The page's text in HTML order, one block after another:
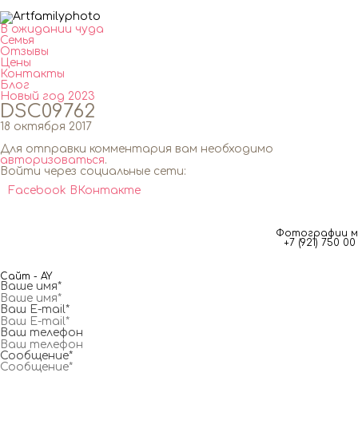
В ожидании чуда
Семья
Отзывы
Цены
Контакты
Блог
Новый год 2023
DSC09762
18 октября 2017
Для отправки комментария вам необходимо
авторизоваться.
Войти через социальные сети:
Facebook ВКонтакте
Фотографии
+7 (921) 750
Сайт - AY
Ваше имя*
Ваш E-mail*
Ваш телефон
Сообщение*